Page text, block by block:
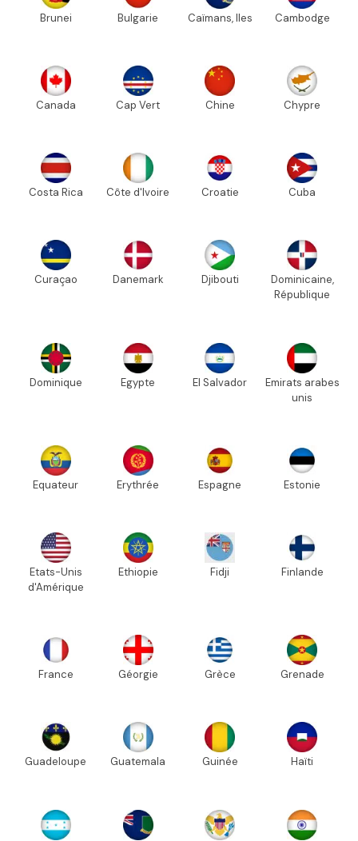
Brunei Bulgarie Caïmans, Iles Cambodge
Canada Cap Vert Chine Chypre
Costa Rica Côte d'Ivoire Croatie Cuba
Curaçao Danemark Djibouti
Dominicaine,
République
Dominique Egypte El Salvador
Emirats arabes
unis
Equateur Erythrée Espagne Estonie
Etats-Unis
d'Amérique
Ethiopie Fidji Finlande
France Géorgie Grèce Grenade
Guadeloupe Guatemala Guinée Haïti